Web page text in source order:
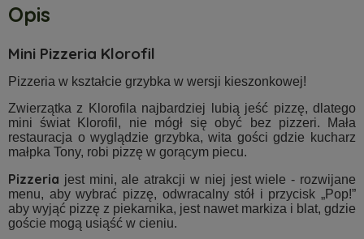
Opis
Mini Pizzeria Klorofil
Pizzeria w kształcie grzybka w wersji kieszonkowej!
Zwierzątka z Klorofila najbardziej lubią jeść pizzę, dlatego
mini świat Klorofil, nie mógł się obyć bez pizzeri. Mała
restauracja o wyglądzie grzybka, wita gości gdzie kucharz
małpka Tony, robi pizzę w gorącym piecu.
Pizzeria jest mini, ale atrakcji w niej jest wiele - rozwijane
menu, aby wybrać pizzę, odwracalny stół i przycisk „Pop!”
aby wyjąć pizzę z piekarnika, jest nawet markiza i blat, gdzie
goście mogą usiąść w cieniu.